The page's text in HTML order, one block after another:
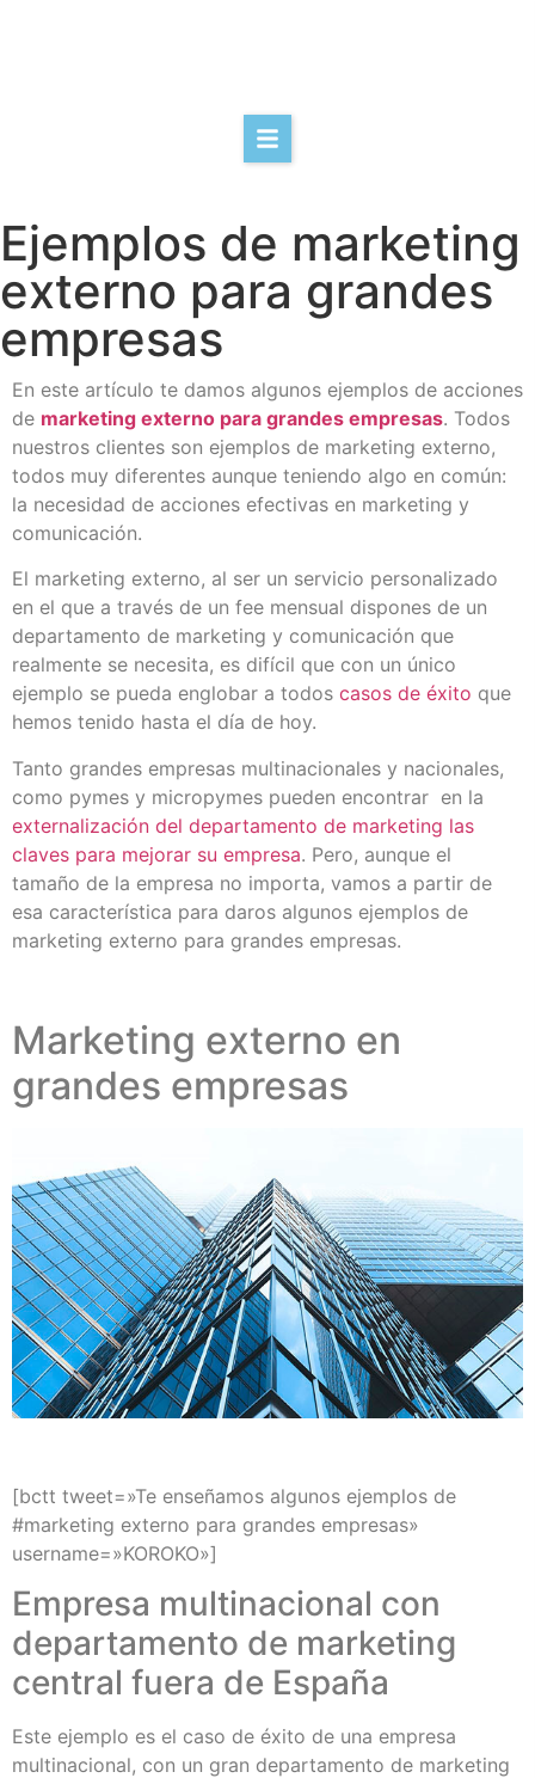
Ejemplos de marketing
externo para grandes
empresas
En este artículo te damos algunos ejemplos de acciones
de marketing externo para grandes empresas. Todos
nuestros clientes son ejemplos de marketing externo,
todos muy diferentes aunque teniendo algo en común:
la necesidad de acciones efectivas en marketing y
comunicación.
El marketing externo, al ser un servicio personalizado
en el que a través de un fee mensual dispones de un
departamento de marketing y comunicación que
realmente se necesita, es difícil que con un único
ejemplo se pueda englobar a todos casos de éxito que
hemos tenido hasta el día de hoy.
Tanto grandes empresas multinacionales y nacionales,
como pymes y micropymes pueden encontrar en la
externalización del departamento de marketing las
claves para mejorar su empresa. Pero, aunque el
tamaño de la empresa no importa, vamos a partir de
esa característica para daros algunos ejemplos de
marketing externo para grandes empresas.
Marketing externo en
grandes empresas
[bctt tweet=»Te enseñamos algunos ejemplos de
#marketing externo para grandes empresas»
username=»KOROKO»]
Empresa multinacional con
departamento de marketing
central fuera de España
Este ejemplo es el caso de éxito de una empresa
multinacional, con un gran departamento de marketing